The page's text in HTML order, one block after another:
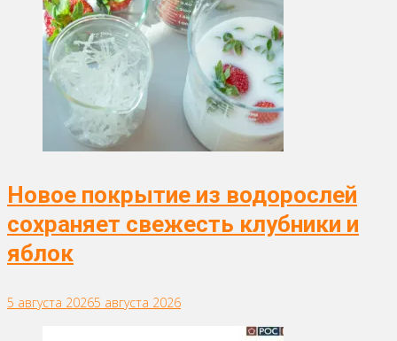
Новое покрытие из водорослей
сохраняет свежесть клубники и
яблок
5 августа 20265 августа 2026